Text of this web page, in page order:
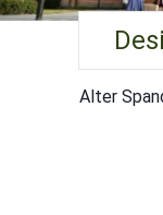
Alter